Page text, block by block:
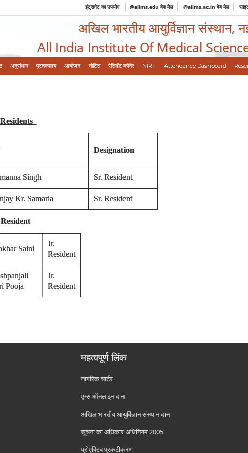
इंट्रानेट का उपयोग @aiims.edu वेब मेल @aiims.ac.in वेब मेल
अखिल भारतीय आयुर्विज्ञान संस्थान,
All India Institute Of Medical
अनुसंधान पुस्तकालय आयोजन नोटिस रेसिडेंट कॉर्नर NIRF Attendance Dashboard
Designation
Singh Sr. Resident
Kr. Samaria Sr. Resident
Saini
Jr.
Resident
Pooja
Jr.
Resident
महत्वपूर्ण लिंक
नागरिक चार्टर
एम्स ऑनलाइन दान
अखिल भारतीय आयुर्विज्ञान संस्थान दान
सूचना का अधिकार अधिनियम 2005
प्रोएक्टिव प्रकटीकरण